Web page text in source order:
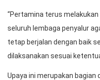
“Pertamina terus
seluruh lembaga penyalur
tetap berjalan dengan baik
dilaksanakan sesuai
Upaya ini merupakan